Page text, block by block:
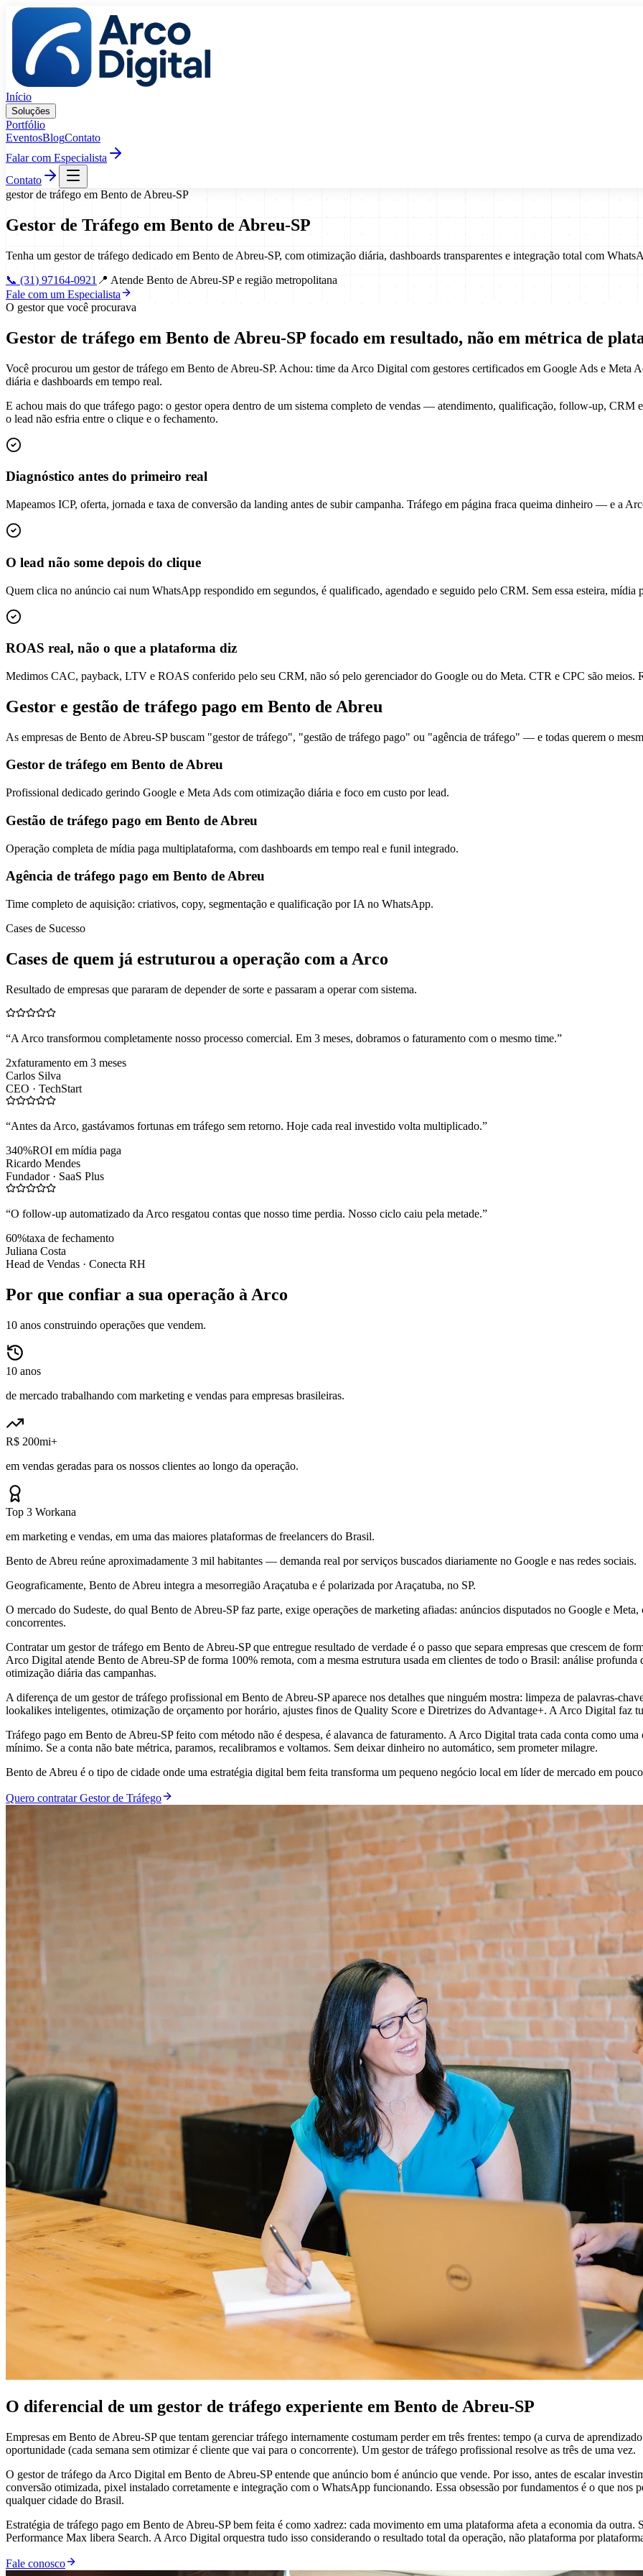
Pular para o conteúdo
Início
Soluções
Portfólio
EventosBlogContato
Falar com Especialista
Contato
gestor de tráfego em Bento de Abreu-SP
Gestor de Tráfego em Bento de Abreu-SP
Tenha um gestor de tráfego dedicado em Bento de Abreu-SP, com otimização diária, dashboards transparentes e integração total com
📞 (31) 97164-0921 📍 Atende Bento de Abreu-SP e região metropolitana
Fale com um Especialista
O gestor que você procurava
Gestor de tráfego em Bento de Abreu-SP focado em resultado, não em métrica de
Você procurou um gestor de tráfego em Bento de Abreu-SP. Achou: time da Arco Digital com gestores certificados em Google Ads e Meta
diária e dashboards em tempo real.
E achou mais do que tráfego pago: o gestor opera dentro de um sistema completo de vendas — atendimento, qualificação, follow-up,
o lead não esfria entre o clique e o fechamento.
Diagnóstico antes do primeiro real
Mapeamos ICP, oferta, jornada e taxa de conversão da landing antes de subir campanha. Tráfego em página fraca queima dinheiro — e a
O lead não some depois do clique
Quem clica no anúncio cai num WhatsApp respondido em segundos, é qualificado, agendado e seguido pelo CRM. Sem essa esteira, mídia
ROAS real, não o que a plataforma diz
Medimos CAC, payback, LTV e ROAS conferido pelo seu CRM, não só pelo gerenciador do Google ou do Meta. CTR e CPC são meios.
Gestor e gestão de tráfego pago em Bento de Abreu
As empresas de Bento de Abreu-SP buscam "gestor de tráfego", "gestão de tráfego pago" ou "agência de tráfego" — e todas querem o
Gestor de tráfego em Bento de Abreu
Profissional dedicado gerindo Google e Meta Ads com otimização diária e foco em custo por lead.
Gestão de tráfego pago em Bento de Abreu
Operação completa de mídia paga multiplataforma, com dashboards em tempo real e funil integrado.
Agência de tráfego pago em Bento de Abreu
Time completo de aquisição: criativos, copy, segmentação e qualificação por IA no WhatsApp.
Cases de Sucesso
Cases de quem já estruturou a operação com a Arco
Resultado de empresas que pararam de depender de sorte e passaram a operar com sistema.
“A Arco transformou completamente nosso processo comercial. Em 3 meses, dobramos o faturamento com o mesmo time.”
2xfaturamento em 3 meses
Carlos Silva
CEO · TechStart
“Antes da Arco, gastávamos fortunas em tráfego sem retorno. Hoje cada real investido volta multiplicado.”
340%ROI em mídia paga
Ricardo Mendes
Fundador · SaaS Plus
“O follow-up automatizado da Arco resgatou contas que nosso time perdia. Nosso ciclo caiu pela metade.”
60%taxa de fechamento
Juliana Costa
Head de Vendas · Conecta RH
Por que confiar a sua operação à Arco
10 anos construindo operações que vendem.
10 anos
de mercado trabalhando com marketing e vendas para empresas brasileiras.
R$ 200mi+
em vendas geradas para os nossos clientes ao longo da operação.
Top 3 Workana
em marketing e vendas, em uma das maiores plataformas de freelancers do Brasil.
Bento de Abreu reúne aproximadamente 3 mil habitantes — demanda real por serviços buscados diariamente no Google e nas redes sociais.
Geograficamente, Bento de Abreu integra a mesorregião Araçatuba e é polarizada por Araçatuba, no SP.
O mercado do Sudeste, do qual Bento de Abreu-SP faz parte, exige operações de marketing afiadas: anúncios disputados no Google e
concorrentes.
Contratar um gestor de tráfego em Bento de Abreu-SP que entregue resultado de verdade é o passo que separa empresas que crescem de
Arco Digital atende Bento de Abreu-SP de forma 100% remota, com a mesma estrutura usada em clientes de todo o Brasil: análise
otimização diária das campanhas.
A diferença de um gestor de tráfego profissional em Bento de Abreu-SP aparece nos detalhes que ninguém mostra: limpeza de palavras-
lookalikes inteligentes, otimização de orçamento por horário, ajustes finos de Quality Score e Diretrizes do Advantage+. A Arco Digital faz
Tráfego pago em Bento de Abreu-SP feito com método não é despesa, é alavanca de faturamento. A Arco Digital trata cada conta como
mínimo. Se a conta não bate métrica, paramos, recalibramos e voltamos. Sem deixar dinheiro no automático, sem prometer milagre.
Bento de Abreu é o tipo de cidade onde uma estratégia digital bem feita transforma um pequeno negócio local em líder de mercado em
Quero contratar Gestor de Tráfego
O diferencial de um gestor de tráfego experiente em Bento de Abreu-SP
Empresas em Bento de Abreu-SP que tentam gerenciar tráfego internamente costumam perder em três frentes: tempo (a curva de
oportunidade (cada semana sem otimizar é cliente que vai para o concorrente). Um gestor de tráfego profissional resolve as três de uma vez.
O gestor de tráfego da Arco Digital em Bento de Abreu-SP entende que anúncio bom é anúncio que vende. Por isso, antes de escalar
conversão otimizada, pixel instalado corretamente e integração com o WhatsApp funcionando. Essa obsessão por fundamentos é o que nos
qualquer cidade do Brasil.
Estratégia de tráfego pago em Bento de Abreu-SP bem feita é como xadrez: cada movimento em uma plataforma afeta a economia da
Performance Max libera Search. A Arco Digital orquestra tudo isso considerando o resultado total da operação, não plataforma por
Fale conosco